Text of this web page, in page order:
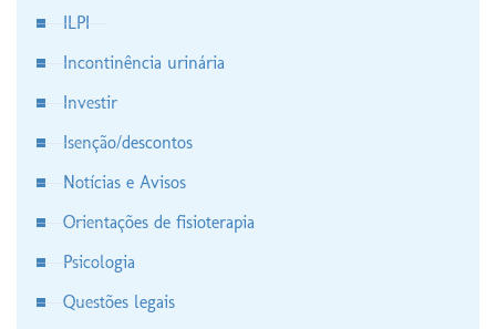
ILPI
Incontinência urinária
Investir
Isenção/descontos
Notícias e Avisos
Orientações de fisioterapia
Psicologia
Questões legais